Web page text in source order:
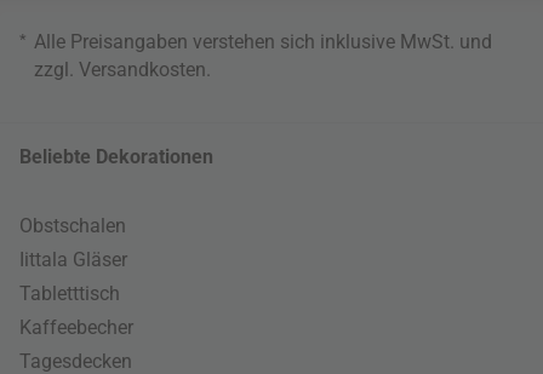
* Alle Preisangaben verstehen sich inklusive MwSt. und
zzgl. Versandkosten
Beliebte Dekorationen
Obstschalen
Iittala Gläser
Tabletttisch
Kaffeebecher
Tagesdecken